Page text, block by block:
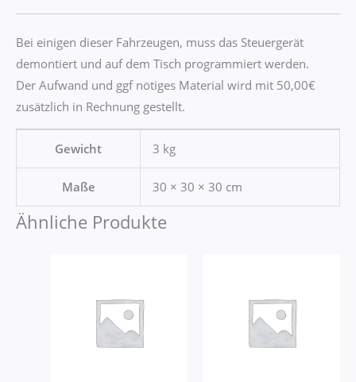
Bei einigen dieser Fahrzeugen, muss das Steuergerät
demontiert und auf dem Tisch programmiert werden.
Der Aufwand und ggf nötiges Material wird mit 50,00€
zusätzlich in Rechnung gestellt.
Gewicht 3 kg
Maße 30 × 30 × 30 cm
Ähnliche Produkte